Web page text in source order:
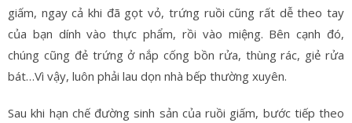
giấm, ngay cả khi đã gọt vỏ, trứng ruồi cũng rất dễ theo tay
của bạn dính vào thực phẩm, rồi vào miệng. Bên cạnh đó,
chúng cũng đẻ trứng ở nắp cống bồn rửa, thùng rác, giẻ rửa
bát…Vì vậy, luôn phải lau dọn nhà bếp thường xuyên.
Sau khi hạn chế đường sinh sản của ruồi giấm, bước tiếp theo